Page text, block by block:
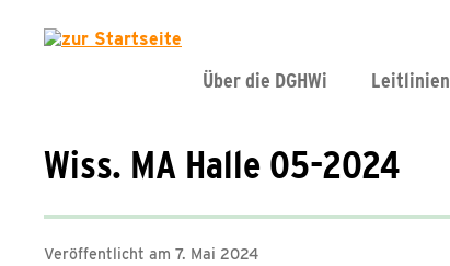
Über die DGHWi Leitlinien
Wiss. MA Halle 05-2024
Veröffentlicht am 7. Mai 2024